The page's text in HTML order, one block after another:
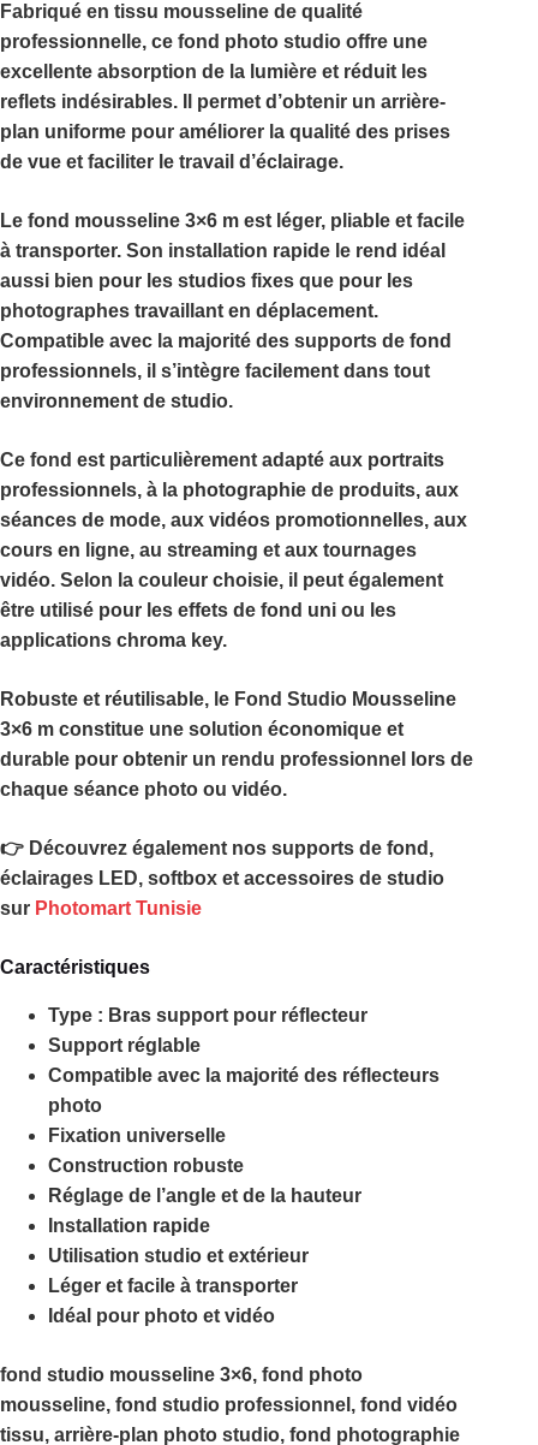
Fabriqué en tissu mousseline de qualité
professionnelle, ce fond photo studio offre une
excellente absorption de la lumière et réduit les
reflets indésirables. Il permet d’obtenir un arrière-
plan uniforme pour améliorer la qualité des prises
de vue et faciliter le travail d’éclairage.
Le fond mousseline 3×6 m est léger, pliable et facile
à transporter. Son installation rapide le rend idéal
aussi bien pour les studios fixes que pour les
photographes travaillant en déplacement.
Compatible avec la majorité des supports de fond
professionnels, il s’intègre facilement dans tout
environnement de studio.
Ce fond est particulièrement adapté aux portraits
professionnels, à la photographie de produits, aux
séances de mode, aux vidéos promotionnelles, aux
cours en ligne, au streaming et aux tournages
vidéo. Selon la couleur choisie, il peut également
être utilisé pour les effets de fond uni ou les
applications chroma key.
Robuste et réutilisable, le Fond Studio Mousseline
3×6 m constitue une solution économique et
durable pour obtenir un rendu professionnel lors de
chaque séance photo ou vidéo.
👉 Découvrez également nos supports de fond,
éclairages LED, softbox et accessoires de studio
sur Photomart Tunisie
Caractéristiques
Type : Bras support pour réflecteur
Support réglable
Compatible avec la majorité des réflecteurs
photo
Fixation universelle
Construction robuste
Réglage de l’angle et de la hauteur
Installation rapide
Utilisation studio et extérieur
Léger et facile à transporter
Idéal pour photo et vidéo
fond studio mousseline 3×6, fond photo
mousseline, fond studio professionnel, fond vidéo
tissu, arrière-plan photo studio, fond photographie